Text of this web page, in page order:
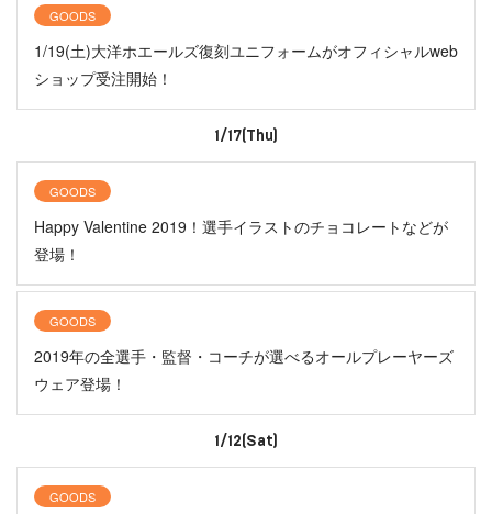
GOODS
1/19(土)大洋ホエールズ復刻ユニフォームがオフィシャルweb
ショップ受注開始！
1/17(Thu)
GOODS
Happy Valentine 2019！選手イラストのチョコレートなどが
登場！
GOODS
2019年の全選手・監督・コーチが選べるオールプレーヤーズ
ウェア登場！
1/12(Sat)
GOODS